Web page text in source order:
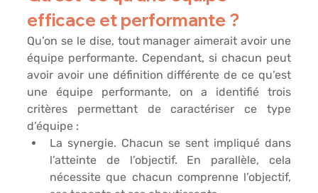
efficace et performante ?
Qu’on se le dise, tout manager aimerait avoir une
équipe performante. Cependant, si chacun peut
avoir avoir une définition différente de ce qu’est
une équipe performante, on a identifié trois
critères permettant de caractériser ce type
d’équipe :
La synergie. Chacun se sent impliqué dans
l’atteinte de l’objectif. En parallèle, cela
nécessite que chacun comprenne l’objectif,